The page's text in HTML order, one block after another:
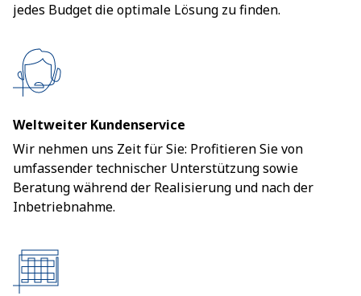
jedes Budget die optimale Lösung zu finden.
Weltweiter Kundenservice
Wir nehmen uns Zeit für Sie: Profitieren Sie von
umfassender technischer Unterstützung sowie
Beratung während der Realisierung und nach der
Inbetriebnahme.